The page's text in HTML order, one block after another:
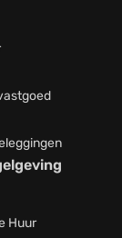
Huur